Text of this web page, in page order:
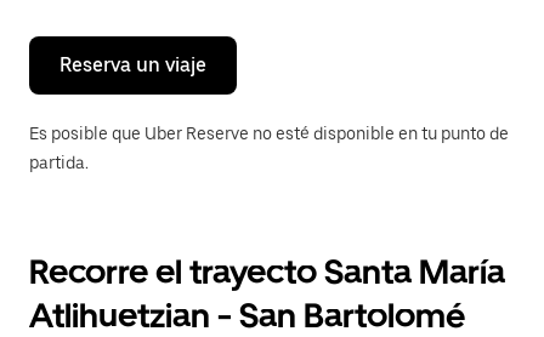
Reserva un viaje
Es posible que Uber Reserve no esté disponible en tu punto de
partida.
Recorre el trayecto Santa María
Atlihuetzian - San Bartolomé